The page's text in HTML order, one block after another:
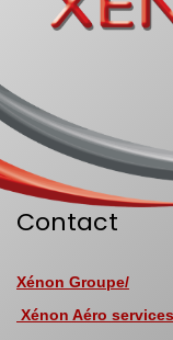
Contact
Xénon Groupe/
Xénon Aéro services